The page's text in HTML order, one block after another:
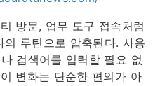
방문, 업무 도구 접속처럼
루틴으로 압축된다. 사용
검색어를 입력할 필요 없
변화는 단순한 편의가 아